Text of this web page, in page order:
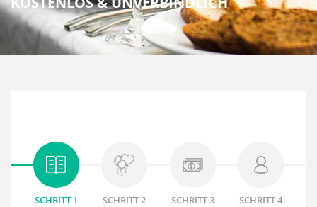
SCHRITT 1 SCHRITT 2 SCHRITT 3 SCHRITT 4